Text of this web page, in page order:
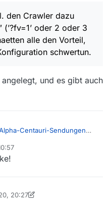
den Crawler dazu
(’?fv=1’ oder 2 oder 3
alle den Vorteil,
schwertun.
und es gibt auch
Centauri-Sendungen
man evtl. den Crawler
schwertun.
20:27